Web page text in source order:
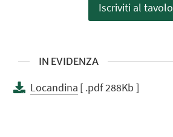
Iscriviti al tavolo
IN EVIDENZA
Locandina [ .pdf 288Kb ]